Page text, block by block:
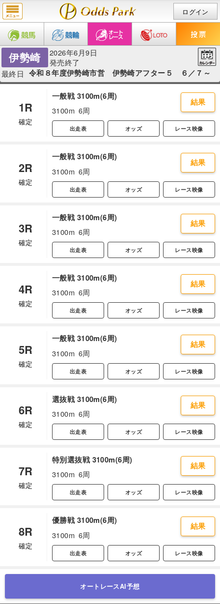
ログイン
伊勢崎
2026年6月9日
発売終了
最終日 令和８年度伊勢崎市営 伊勢崎アフター５ ６／７～
1R
確定
一般戦 3100m(6周)
3100m 6周
結果
出走表 オッズ レース映像
2R
確定
一般戦 3100m(6周)
3100m 6周
結果
出走表 オッズ レース映像
3R
確定
一般戦 3100m(6周)
3100m 6周
結果
出走表 オッズ レース映像
4R
確定
一般戦 3100m(6周)
3100m 6周
結果
出走表 オッズ レース映像
5R
確定
一般戦 3100m(6周)
3100m 6周
結果
出走表 オッズ レース映像
6R
確定
選抜戦 3100m(6周)
3100m 6周
結果
出走表 オッズ レース映像
7R
確定
特別選抜戦 3100m(6周)
3100m 6周
結果
出走表 オッズ レース映像
8R
確定
優勝戦 3100m(6周)
3100m 6周
結果
出走表 オッズ レース映像
オートレースAI予想